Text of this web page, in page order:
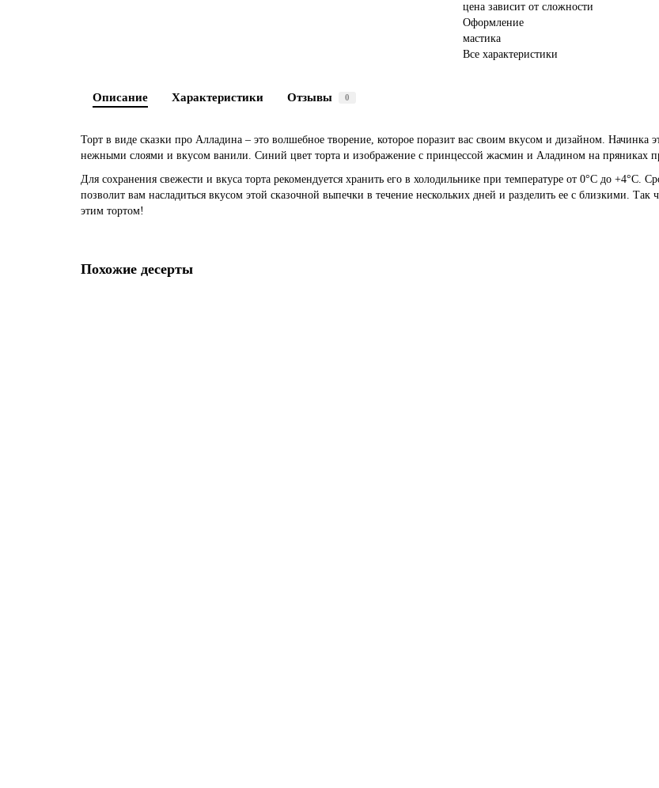
цена зависит от сложности
Оформление
мастика
Все характеристики
Описание Характеристики Отзывы 0
Торт в виде сказки про Алладина – это волшебное творение, которое поразит вас своим вкусом и дизайном. Начинка
нежными слоями и вкусом ванили. Синий цвет торта и изображение с принцессой жасмин и Аладином на пряниках
Для сохранения свежести и вкуса торта рекомендуется хранить его в холодильнике при температуре от 0°C до +4°C.
позволит вам насладиться вкусом этой сказочной выпечки в течение нескольких дней и разделить ее с близкими.
этим тортом!
Похожие десерты